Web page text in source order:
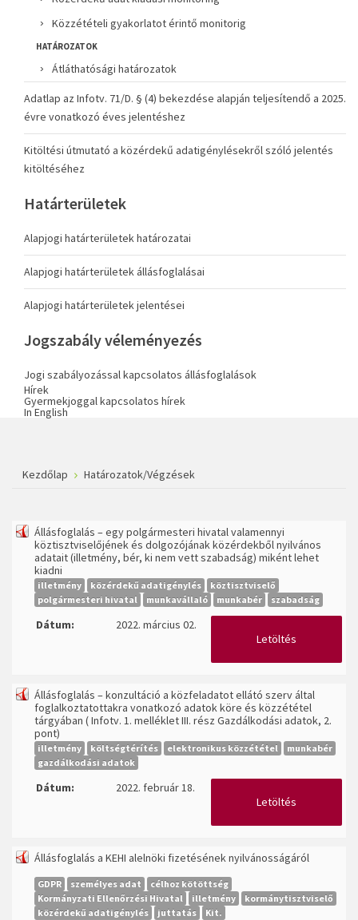
Közzétételi gyakorlatot érintő monitorig
HATÁROZATOK
Átláthatósági határozatok
Adatlap az Infotv. 71/D. § (4) bekezdése alapján teljesítendő a 2025.
évre vonatkozó éves jelentéshez
Kitöltési útmutató a közérdekű adatigénylésekről szóló jelentés
kitöltéséhez
Határterületek
Alapjogi határterületek határozatai
Alapjogi határterületek állásfoglalásai
Alapjogi határterületek jelentései
Jogszabály véleményezés
Jogi szabályozással kapcsolatos állásfoglalások
Hírek
Gyermekjoggal kapcsolatos hírek
In English
Kezdőlap Határozatok/Végzések
Állásfoglalás – egy polgármesteri hivatal valamennyi
köztisztviselőjének és dolgozójának közérdekből nyilvános
adatait (illetmény, bér, ki nem vett szabadság) miként lehet
kiadni
illetmény közérdekű adatigénylés
köztisztviselő
polgármesteri hivatal
munkavállaló munkabér szabadság
Dátum:
2022. március 02.
Letöltés
Állásfoglalás – konzultáció a közfeladatot ellátó szerv által
foglalkoztatottakra vonatkozó adatok köre és közzététel
tárgyában ( Infotv. 1. melléklet III. rész Gazdálkodási adatok, 2.
pont)
illetmény költségtérítés elektronikus közzététel
munkabér
gazdálkodási adatok
Dátum:
2022. február 18.
Letöltés
Állásfoglalás a KEHI alelnöki fizetésének nyilvánosságáról
GDPR személyes adat
célhoz kötöttség
Kormányzati Ellenőrzési Hivatal
illetmény
kormánytisztviselő
közérdekű adatigénylés
juttatás Kit.